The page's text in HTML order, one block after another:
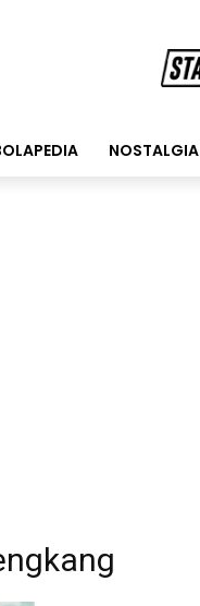
NOSTALGIA